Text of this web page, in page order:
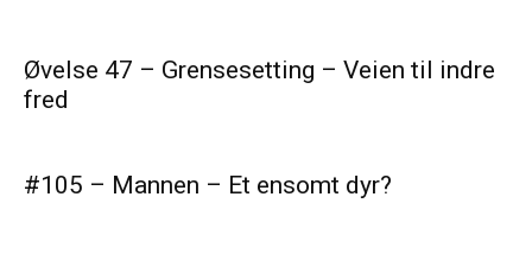
Øvelse 47 – Grensesetting – Veien til indre
fred
#105 – Mannen – Et ensomt dyr?